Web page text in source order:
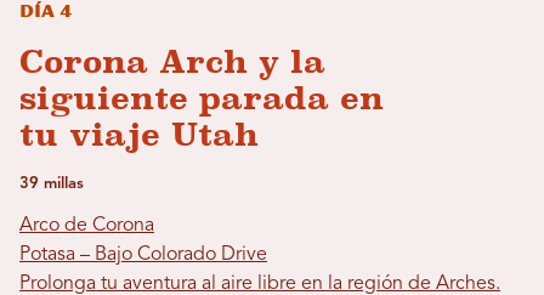
Día 4
Corona Arch y la
siguiente parada en
tu viaje Utah
39 millas
Arco de Corona
Potasa – Bajo Colorado Drive
Prolonga tu aventura al aire libre en la región de Arches.